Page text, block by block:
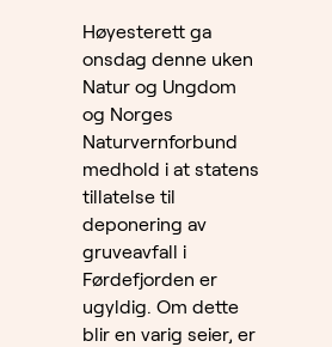
Høyesterett ga
onsdag denne uken
Natur og Ungdom
og Norges
Naturvernforbund
medhold i at statens
tillatelse til
deponering av
gruveavfall i
Førdefjorden er
ugyldig. Om dette
blir en varig seier, er